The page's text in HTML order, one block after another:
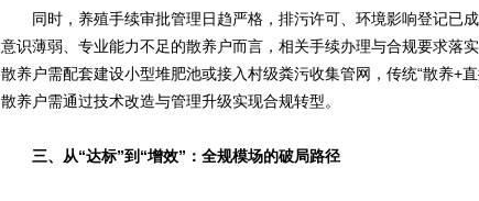
同时，养殖手续审批管理日趋严格，排污许可、环境影响登记已
意识薄弱、专业能力不足的散养户而言，相关手续办理与合规要求落
散养户需配套建设小型堆肥池或接入村级粪污收集管网，传统“散养+
散养户需通过技术改造与管理升级实现合规转型。
三、从“达标”到“增效”：全规模场的破局路径